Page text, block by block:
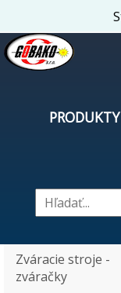
PRODUKTY
Zváracie stroje -
zváračky